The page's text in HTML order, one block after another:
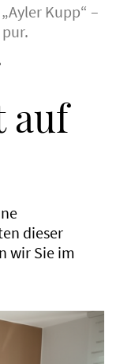
Kupp“ –
auf
dieser
wir Sie im